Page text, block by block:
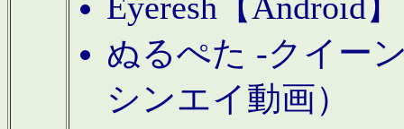
ぬるぺた -クイー
シンエイ動画）